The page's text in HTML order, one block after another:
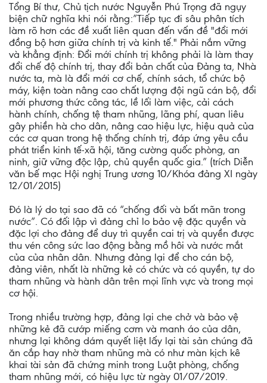
Tổng Bí thư, Chủ tịch nước Nguyễn Phú Trọng đã ngụy
biện chữ nghĩa khi nói rằng:”Tiếp tục đi sâu phân tích
làm rõ hơn các đề xuất liên quan đến vấn đề "đổi mới
đồng bộ hơn giữa chính trị và kinh tế." Phải nắm vững
và khẳng định: Đổi mới chính trị không phải là làm thay
đổi chế độ chính trị, thay đổi bản chất của Đảng ta, Nhà
nước ta, mà là đổi mới cơ chế, chính sách, tổ chức bộ
máy, kiện toàn nâng cao chất lượng đội ngũ cán bộ, đổi
mới phương thức công tác, lề lối làm việc, cải cách
hành chính, chống tệ tham nhũng, lãng phí, quan liêu
gây phiền hà cho dân, nâng cao hiệu lực, hiệu quả của
các cơ quan trong hệ thống chính trị, đáp ứng yêu cầu
phát triển kinh tế-xã hội, tăng cường quốc phòng, an
ninh, giữ vững độc lập, chủ quyền quốc gia.” (trích Diễn
văn bế mạc Hội nghị Trung ương 10/Khóa đảng XI ngày
12/01/2015)
Đó là lý do tại sao đã có “chống đối và bất mãn trong
nước”. Có đối lập vì đảng chỉ lo bảo vệ đặc quyền và
đặc lợi cho đảng để duy trì quyền cai trị và quyền được
thu vén công sức lao động bằng mồ hôi và nước mắt
của của nhân dân. Nhưng đảng lại để cho cán bộ,
đảng viên, nhất là những kẻ có chức và có quyền, tự do
tham nhũng và hành dân trên mọi lĩnh vực và trong mọi
cơ hội.
Trong nhiều trường hợp, đảng lại che chở và bảo vệ
những kẻ đã cướp miếng cơm và manh áo của dân,
nhưng lại không dám quyết liệt lấy lại tài sản chúng đã
ăn cắp hay nhờ tham nhũng mà có như màn kịch kê
khai tài sản đã chứng minh trong Luật phòng, chống
tham nhũng mới, có hiệu lực từ ngày 01/07/2019.